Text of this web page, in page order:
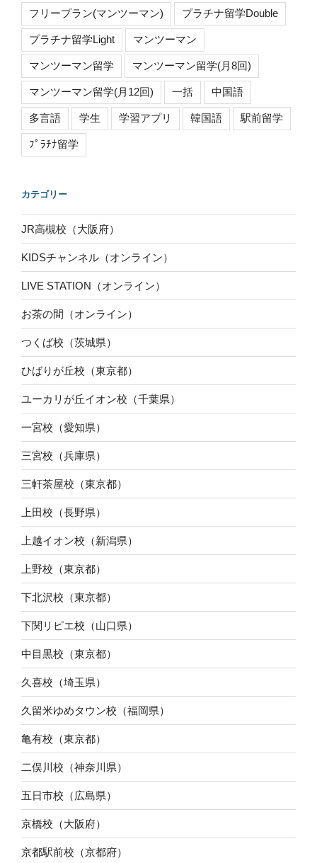
フリープラン(マンツーマン) プラチナ留学Double
プラチナ留学Light マンツーマン
マンツーマン留学 マンツーマン留学(月8回)
マンツーマン留学(月12回) 一括 中国語
多言語 学生 学習アプリ 韓国語 駅前留学
ﾌﾟﾗﾁﾅ留学
カテゴリー
JR高槻校（大阪府）
KIDSチャンネル（オンライン）
LIVE STATION（オンライン）
お茶の間（オンライン）
つくば校（茨城県）
ひばりが丘校（東京都）
ユーカリが丘イオン校（千葉県）
一宮校（愛知県）
三宮校（兵庫県）
三軒茶屋校（東京都）
上田校（長野県）
上越イオン校（新潟県）
上野校（東京都）
下北沢校（東京都）
下関リピエ校（山口県）
中目黒校（東京都）
久喜校（埼玉県）
久留米ゆめタウン校（福岡県）
亀有校（東京都）
二俣川校（神奈川県）
五日市校（広島県）
京橋校（大阪府）
京都駅前校（京都府）